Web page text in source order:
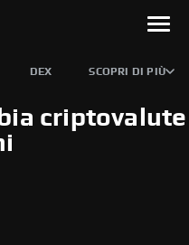
DEX SCOPRI DI PIÙ
criptovalute